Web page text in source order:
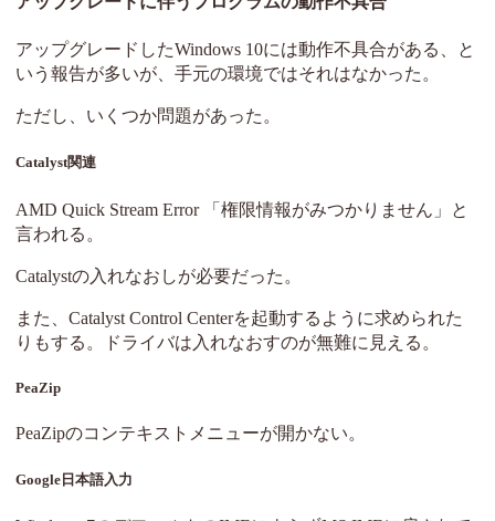
アップグレードしたWindows 10には動作不具合がある、と
いう報告が多いが、手元の環境ではそれはなかった。
ただし、いくつか問題があった。
Catalyst関連
AMD Quick Stream Error 「権限情報がみつかりません」と
言われる。
Catalystの入れなおしが必要だった。
また、Catalyst Control Centerを起動するように求められた
りもする。ドライバは入れなおすのが無難に見える。
PeaZip
PeaZipのコンテキストメニューが開かない。
Google日本語入力